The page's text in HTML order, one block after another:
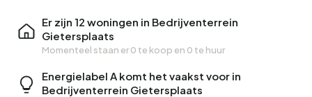
Er zijn 12 woningen in Bedrijventerrein
Gietersplaats
Momenteel staan er0 te koop en 0 te huur
Energielabel A komt het vaakst voor in
Bedrijventerrein Gietersplaats